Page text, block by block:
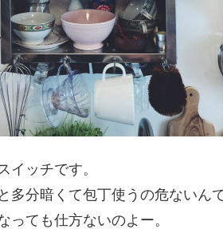
イッチです。
多分暗くて包丁使うの危ないん
っても仕方ないのよー。